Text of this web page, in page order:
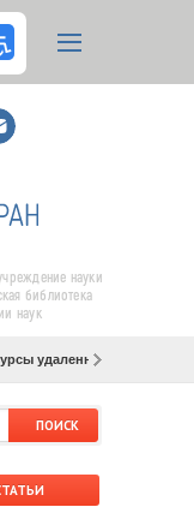
науки
библиотека
наук
удаленного доступа